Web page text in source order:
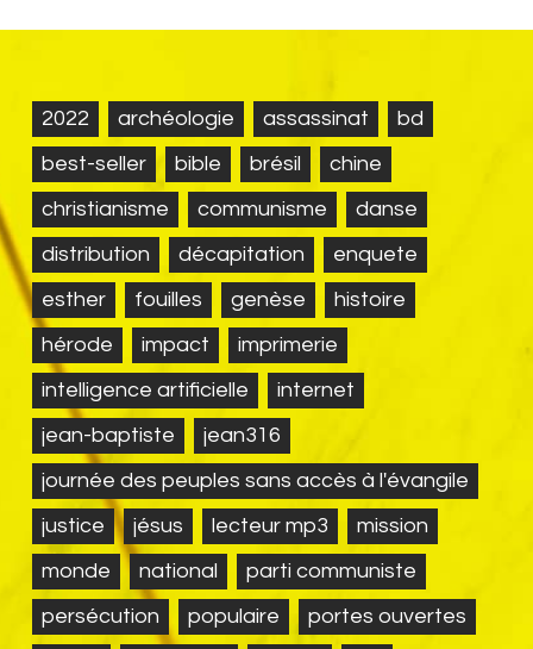
2022 archéologie assassinat
bd
best-seller
bible brésil
chine
christianisme
communisme
danse
distribution
décapitation
enquete
esther
fouilles genèse
histoire
hérode
impact
imprimerie
intelligence artificielle
internet
jean-baptiste
jean316
journée des peuples sans accès à l'évangile
justice
jésus lecteur mp3
mission
monde
national
parti communiste
persécution
populaire
portes ouvertes